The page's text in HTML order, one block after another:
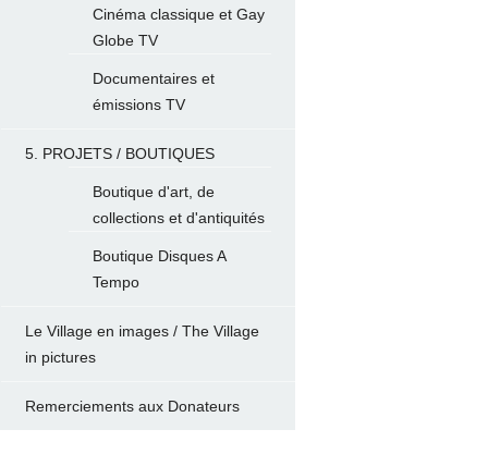
Cinéma classique et Gay
Globe TV
Documentaires et
émissions TV
5. PROJETS / BOUTIQUES
Boutique d'art, de
collections et d'antiquités
Boutique Disques A
Tempo
Le Village en images / The Village
in pictures
Remerciements aux Donateurs